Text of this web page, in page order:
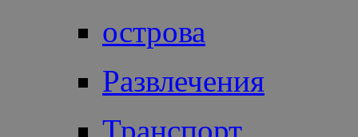
острова
Развлечения